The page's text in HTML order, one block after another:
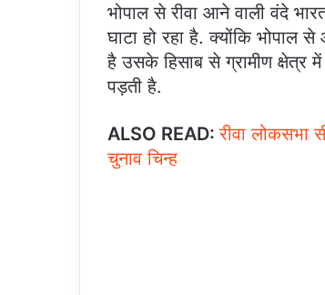
भोपाल से रीवा आने वाली वंदे
घाटा हो रहा है. क्योंकि भोपाल
है उसके हिसाब से ग्रामीण क्षेत्र
पड़ती है.
ALSO READ:रीवा लोकसभा
चुनाव चिन्ह